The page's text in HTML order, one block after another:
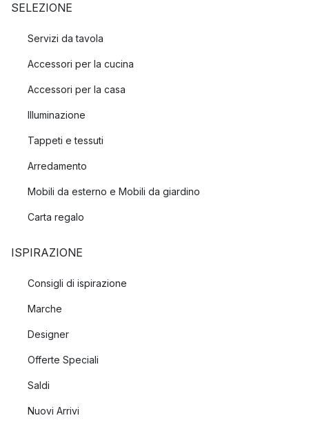
SELEZIONE
Servizi da tavola
Accessori per la cucina
Accessori per la casa
Illuminazione
Tappeti e tessuti
Arredamento
Mobili da esterno e Mobili da giardino
Carta regalo
ISPIRAZIONE
Consigli di ispirazione
Marche
Designer
Offerte Speciali
Saldi
Nuovi Arrivi